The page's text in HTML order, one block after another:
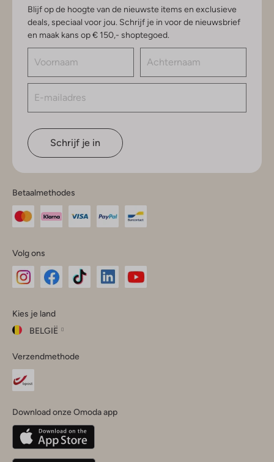
Blijf op de hoogte van de nieuwste items en exclusieve
deals, speciaal voor jou. Schrijf je in voor de nieuwsbrief
en maak kans op € 150,- shoptegoed.
Schrijf je in
Betaalmethodes
Volg ons
InstagramFacebook
Kies je land
BELGIË
je
land
Belgique(Français)
Deutschland
Verzendmethode
Download onze Omoda app